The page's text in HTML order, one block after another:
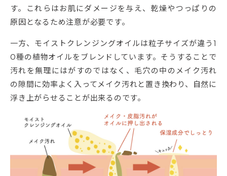
す。これらはお肌にダメージを与え、乾燥やつっぱりの
原因となるため注意が必要です。
一方、モイストクレンジングオイルは粒子サイズが違う1
0種の植物オイルをブレンドしています。そうすることで
汚れを無理にはがすのではなく、毛穴の中のメイク汚れ
の隙間に効率よく入ってメイク汚れと置き換わり、自然に
浮き上がらせることが出来るのです。